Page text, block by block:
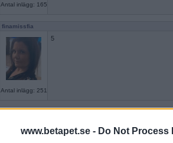
www.betapet.se - Do Not Process
Antal inlägg: 165
finamissfia
Antal inlägg: 251
5